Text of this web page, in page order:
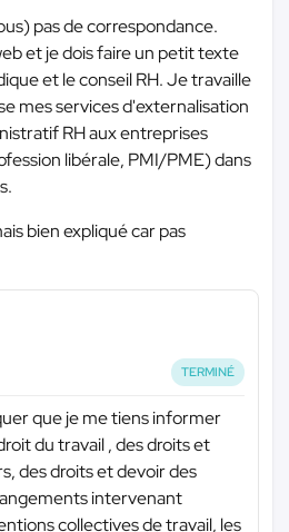
pas de correspondance.
et je dois faire un petit texte
et le conseil RH. Je travaille
mes services d'externalisation
RH aux entreprises
libérale, PMI/PME) dans
bien expliqué car pas
TERMINÉ
que je me tiens informer
du travail , des droits et
des droits et devoir des
intervenant
collectives de travail, les